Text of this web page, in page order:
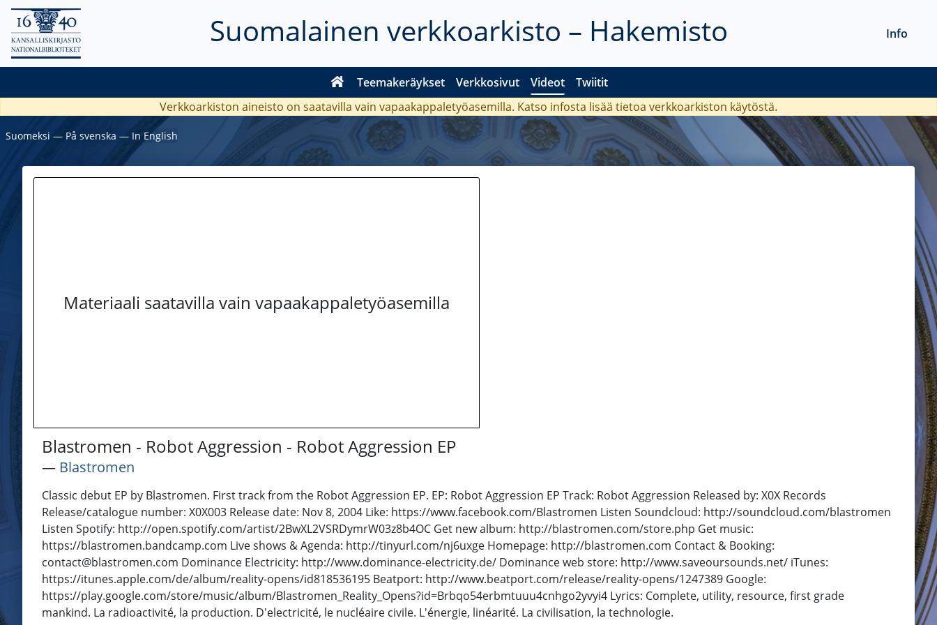
Suomalainen verkkoarkisto – Hakemisto
Teemakeräykset Verkkosivut Videot Twiitit
Info
Verkkoarkiston aineisto on saatavilla vain vapaakappaletyöasemilla. Katso infosta lisää tietoa verkkoarkiston käytöstä.
Suomeksi ― På svenska ― In English
Materiaali saatavilla vain vapaakappaletyöasemilla
Blastromen - Robot Aggression - Robot Aggression EP
― Blastromen
Classic debut EP by Blastromen. First track from the Robot Aggression EP. EP: Robot Aggression EP Track: Robot Aggression Released by: X0X Records
Release/catalogue number: X0X003 Release date: Nov 8, 2004 Like: https://www.facebook.com/Blastromen Listen Soundcloud: http://soundcloud.com/blastromen
Listen Spotify: http://open.spotify.com/artist/2BwXL2VSRDymrW03z8b4OC Get new album: http://blastromen.com/store.php Get music:
https://blastromen.bandcamp.com Live shows & Agenda: http://tinyurl.com/nj6uxge Homepage: http://blastromen.com Contact & Booking:
contact@blastromen.com Dominance Electricity: http://www.dominance-electricity.de/ Dominance web store: http://www.saveoursounds.net/ iTunes:
https://itunes.apple.com/de/album/reality-opens/id818536195 Beatport: http://www.beatport.com/release/reality-opens/1247389 Google:
https://play.google.com/store/music/album/Blastromen_Reality_Opens?id=Brbqo54erbmtuuu4cnhgo2yvyi4 Lyrics: Complete, utility, resource, first grade
mankind. La radioactivité, la production. D'electricité, le nucléaire civile. L'énergie, linéarité. La civilisation, la technologie.